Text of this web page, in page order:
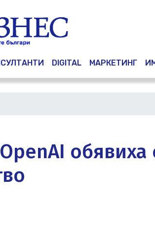
DIGITAL МАРКЕТИНГ
обявиха